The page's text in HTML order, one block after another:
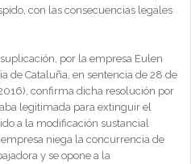
con las consecuencias legales
por la empresa Eulen
de Cataluña, en sentencia de 28 de
confirma dicha resolución por
legitimada para extinguir el
a la modificación sustancial
niega la concurrencia de
y se opone a la